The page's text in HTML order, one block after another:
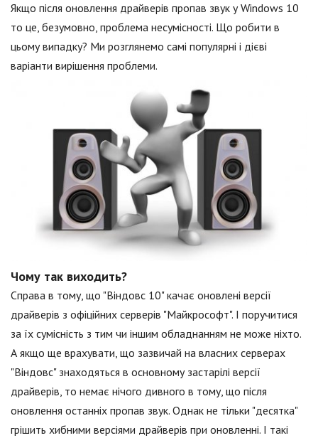
Якщо після оновлення драйверів пропав звук у Windows 10
то це, безумовно, проблема несумісності. Що робити в
цьому випадку? Ми розглянемо самі популярні і дієві
варіанти вирішення проблеми.
Чому так виходить?
Справа в тому, що "Віндовс 10" качає оновлені версії
драйверів з офіційних серверів "Майкрософт". І поручитися
за їх сумісність з тим чи іншим обладнанням не може ніхто.
А якщо ще врахувати, що зазвичай на власних серверах
"Віндовс" знаходяться в основному застарілі версії
драйверів, то немає нічого дивного в тому, що після
оновлення останніх пропав звук. Однак не тільки "десятка"
грішить хибними версіями драйверів при оновленні. І такі